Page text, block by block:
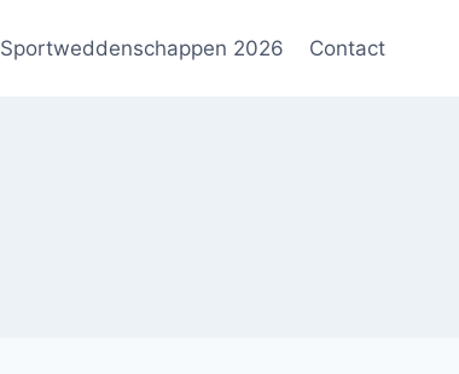
Sportweddenschappen 2026 Contact